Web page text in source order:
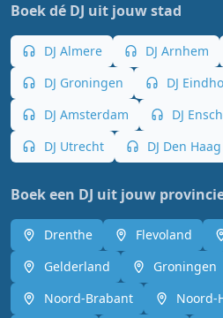
Boek dé DJ uit jouw stad
DJ Almere DJ Arnhem
DJ Groningen
DJ
DJ Amsterdam
DJ
DJ Utrecht
DJ Den Haag
Boek een DJ uit jouw
Drenthe Flevoland
Gelderland
Groningen
Noord-Brabant
Noord-